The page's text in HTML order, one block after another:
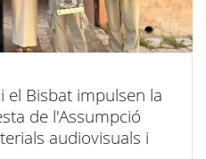
el Bisbat impulsen la
de l'Assumpció
audiovisuals i